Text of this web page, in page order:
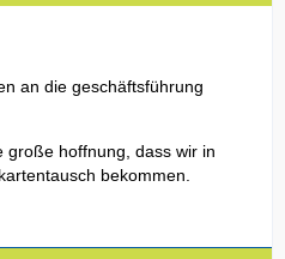
an die geschäftsführung
große hoffnung, dass wir in
bekommen.